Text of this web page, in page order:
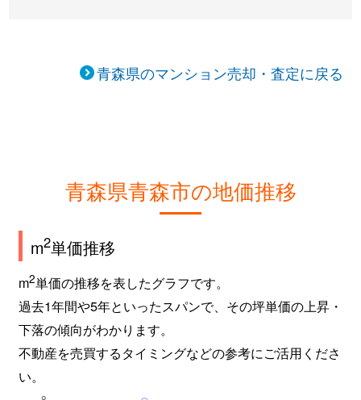
青森県のマンション売却・査定に戻る
青森県青森市の地価推移
m2単価推移
m2単価の推移を表したグラフです。
過去1年間や5年といったスパンで、その坪単価の上昇・
下落の傾向がわかります。
不動産を売買するタイミングなどの参考にご活用くださ
い。